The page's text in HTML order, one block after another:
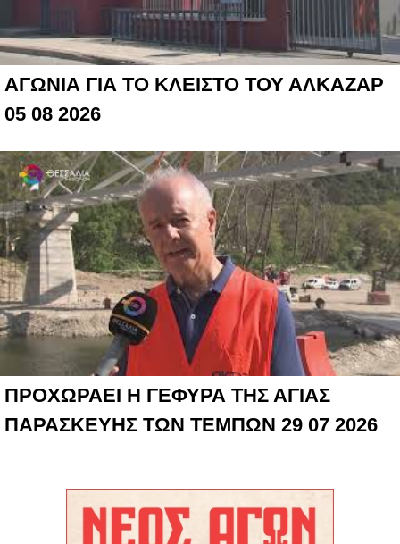
ΑΓΩΝΙΑ ΓΙΑ ΤΟ ΚΛΕΙΣΤΟ ΤΟΥ ΑΛΚΑΖΑΡ
05 08 2026
ΠΡΟΧΩΡΑΕΙ Η ΓΕΦΥΡΑ ΤΗΣ ΑΓΙΑΣ
ΠΑΡΑΣΚΕΥΗΣ ΤΩΝ ΤΕΜΠΩΝ 29 07 2026